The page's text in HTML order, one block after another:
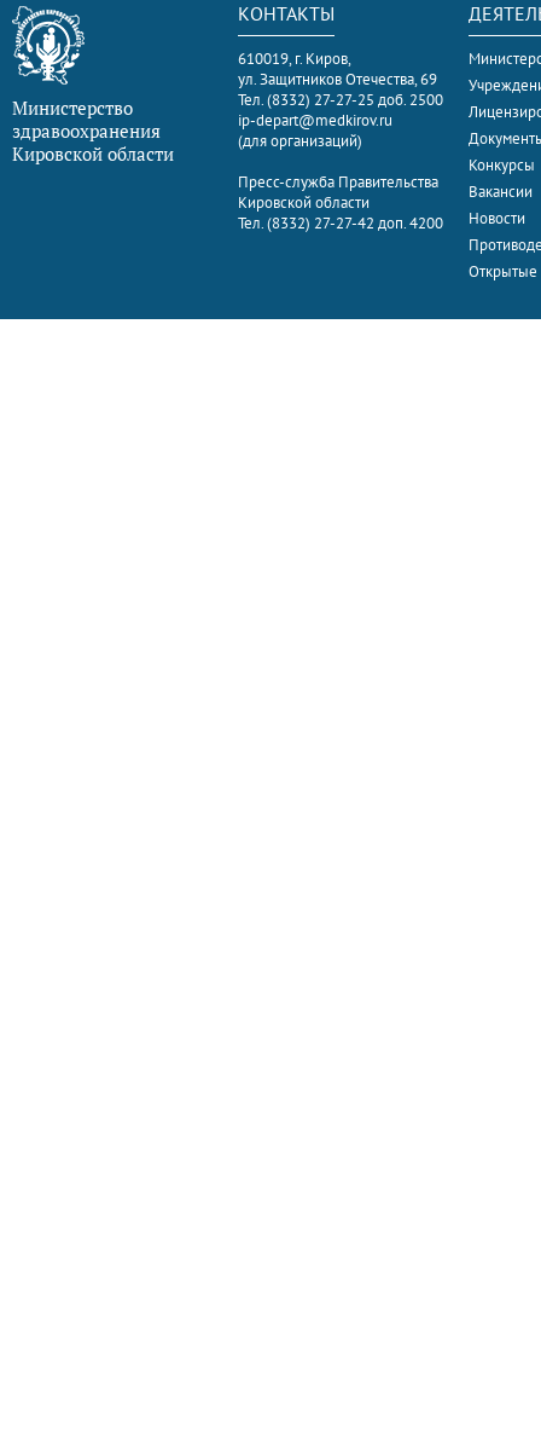
Министерство
здравоохранения
Кировской области
КОНТАКТЫ
610019, г. Киров,
ул. Защитников Отечества, 69
Тел. (8332) 27-27-25 доб. 2500
ip-depart@medkirov.ru
(для организаций)
Пресс-служба Правительства
Кировской области
Тел. (8332) 27-27-42 доп. 4200
Конкурсы
Вакансии
Новости